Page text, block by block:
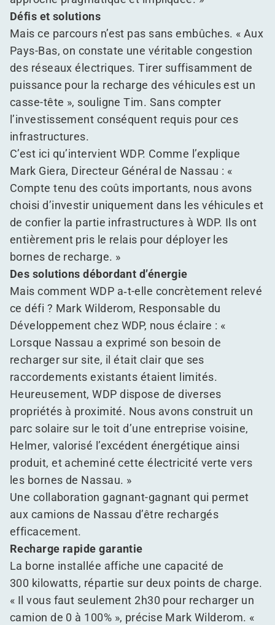
Défis et solutions
Mais ce parcours n’est pas sans embûches. « Aux
Pays-Bas, on constate une véritable congestion
des réseaux électriques. Tirer suffisamment de
puissance pour la recharge des véhicules est un
casse-tête », souligne Tim. Sans compter
l’investissement conséquent requis pour ces
infrastructures.
C’est ici qu’intervient WDP. Comme l’explique
Mark Giera, Directeur Général de Nassau : «
Compte tenu des coûts importants, nous avons
choisi d’investir uniquement dans les véhicules et
de confier la partie infrastructures à WDP. Ils ont
entièrement pris le relais pour déployer les
bornes de recharge. »
Des solutions débordant d’énergie
Mais comment WDP a‑t-elle concrètement relevé
ce défi ? Mark Wilderom, Responsable du
Développement chez WDP, nous éclaire : «
Lorsque Nassau a exprimé son besoin de
recharger sur site, il était clair que ses
raccordements existants étaient limités.
Heureusement, WDP dispose de diverses
propriétés à proximité. Nous avons construit un
parc solaire sur le toit d’une entreprise voisine,
Helmer, valorisé l’excédent énergétique ainsi
produit, et acheminé cette électricité verte vers
les bornes de Nassau. »
Une collaboration gagnant-gagnant qui permet
aux camions de Nassau d’être rechargés
efficacement.
Recharge rapide garantie
La borne installée affiche une capacité de
300 kilowatts, répartie sur deux points de charge.
« Il vous faut seulement 2h30 pour recharger un
camion de 0 à 100% », précise Mark Wilderom. «